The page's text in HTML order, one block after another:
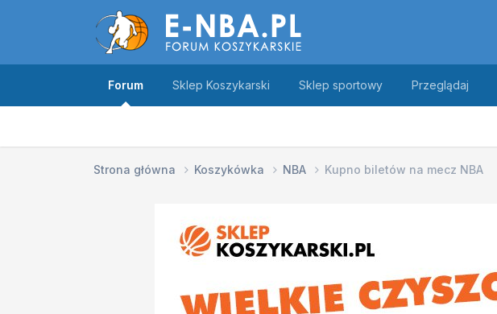
Forum Sklep Koszykarski Sklep sportowy Przeglądaj
Strona główna Koszykówka NBA Kupno biletów na mecz NBA